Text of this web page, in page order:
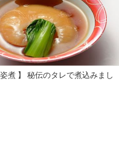
姿煮 】 秘伝のタレで煮込みまし